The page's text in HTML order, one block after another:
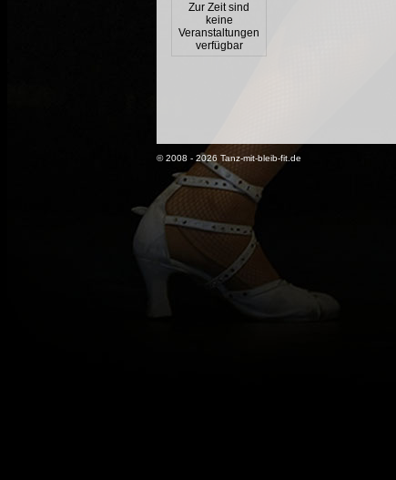
Zur Zeit sind
keine
Veranstaltungen
verfügbar
© 2008 - 2026 Tanz-mit-bleib-fit.de